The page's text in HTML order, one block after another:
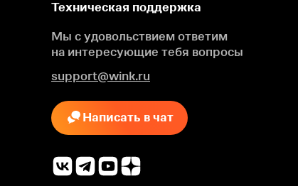
Техническая поддержка
Мы с удовольствием ответим
на интересующие тебя вопросы
support@wink.ru
Написать в чат